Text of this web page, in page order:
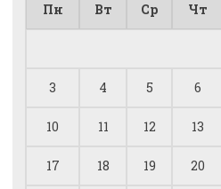
Пн Вт Ср Чт
3 4 5 6
10 11 12 13
17 18 19 20